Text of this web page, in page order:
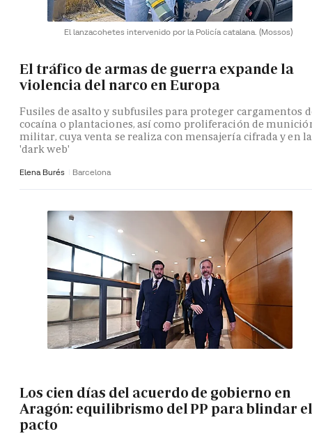
El lanzacohetes intervenido por la Policía catalana. (Mossos)
El tráfico de armas de guerra expande la
violencia del narco en Europa
Fusiles de asalto y subfusiles para proteger cargamentos
cocaína o plantaciones, así como proliferación de
militar, cuya venta se realiza con mensajería cifrada y en la
'dark web'
Elena Burés Barcelona
Los cien días del acuerdo de gobierno en
Aragón: equilibrismo del PP para blindar el
pacto